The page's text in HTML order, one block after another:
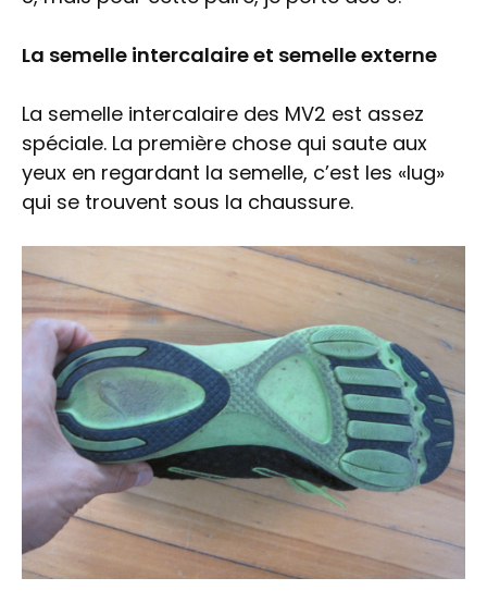
La semelle intercalaire et semelle externe
La semelle intercalaire des MV2 est assez
spéciale. La première chose qui saute aux
yeux en regardant la semelle, c’est les «lug»
qui se trouvent sous la chaussure.